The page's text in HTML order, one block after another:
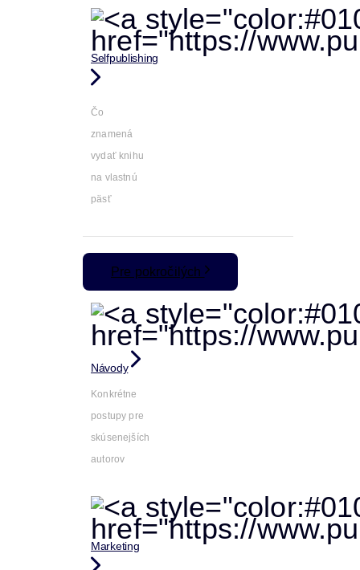
Selfpublishing
Čo
znamená
vydať knihu
na vlastnú
päsť
Pre pokročilých
Návody
Konkrétne
postupy pre
skúsenejších
autorov
Marketing